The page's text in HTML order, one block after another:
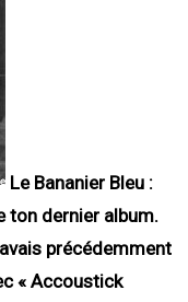
Le Bananier Bleu :
ton dernier album.
précédemment
« Accoustick